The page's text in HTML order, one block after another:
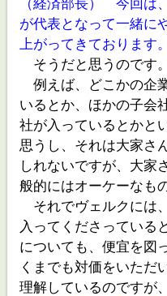
（経済部長） 今回は
が代表となって一緒に
上がってきております。
そうだと思うのです。
例えば、どこかの企
いるとか、ほかの子会
社が入っているとかと
思うし、それは大家さ
しれないですが、大家
般的にはオーケーなも
それでヴェルクには
入ってくださっている
についても、便宜を図
くまでも対価をいただ
理解しているのですが